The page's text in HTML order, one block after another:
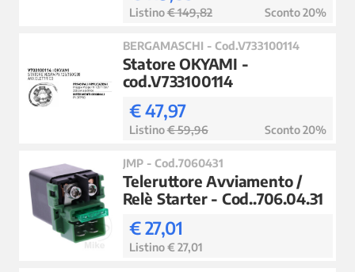
Listino€ 149,82 Sconto 20%
BERGAMASCHI - Cod.V733100114
Statore OKYAMI -
cod.V733100114
€ 47,97
Listino€ 59,96 Sconto 20%
JMP - Cod.7060431
Teleruttore Avviamento /
Relè Starter - Cod..706.04.31
€ 27,01
Listino € 27,01